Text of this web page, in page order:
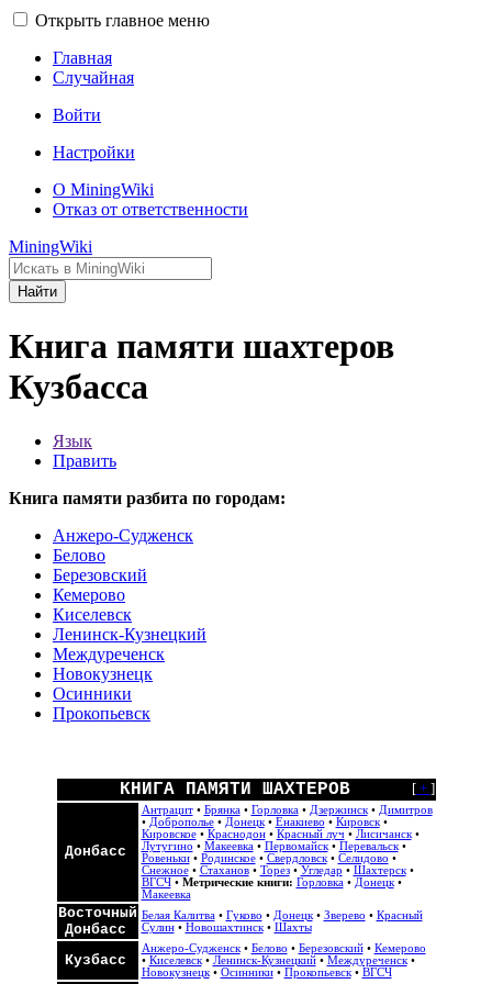
Открыть главное меню
Главная
Случайная
Войти
Настройки
О MiningWiki
Отказ от ответственности
MiningWiki
Найти
Книга памяти шахтеров
Кузбасса
Язык
Править
Книга памяти разбита по городам:
Анжеро-Судженск
Белово
Березовский
Кемерово
Киселевск
Ленинск-Кузнецкий
Междуреченск
Новокузнецк
Осинники
Прокопьевск
[+ ]
КНИГА ПАМЯТИ ШАХТЕРОВ
Донбасс
Антрацит• Брянка• Горловка• Дзержинск• Димитров
• Доброполье• Донецк• Енакиево • Кировск•
Кировское• Краснодон• Красный луч• Лисичанск•
Лутугино • Макеевка• Первомайск• Перевальск•
Ровеньки• Родинское• Свердловск• Селидово •
Снежное• Стаханов• Торез• Угледар • Шахтерск•
ВГСЧ• Метрические книги: Горловка• Донецк•
Макеевка
Восточный
Донбасс
Белая Калитва• Гуково • Донецк• Зверево • Красный
Сулин• Новошахтинск• Шахты
Кузбасс
Анжеро-Судженск• Белово • Березовский• Кемерово
• Киселевск• Ленинск-Кузнецкий• Междуреченск•
Новокузнецк• Осинники• Прокопьевск• ВГСЧ